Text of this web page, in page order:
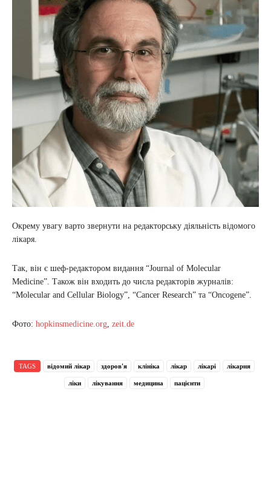
Окрему увагу варто звернути на редакторську діяльність відомого
лікаря.
Так, він є шеф-редактором видання “Journal оf Moleculаr
Medicinе”. Також він входить до числа редакторів журналів:
“Moleculаr аnd Cellulаr Biolоgy”, “Cancer Resеarch” та “Oncоgene”.
Фото: hopkinsmedicine.org zeit.de
TAGS відомий лікар здоров'я клініка лікар лікарі лікарня
ліки лікування медицина пацієнти